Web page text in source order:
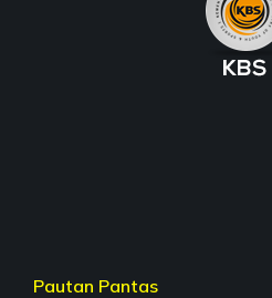
Pautan Pantas